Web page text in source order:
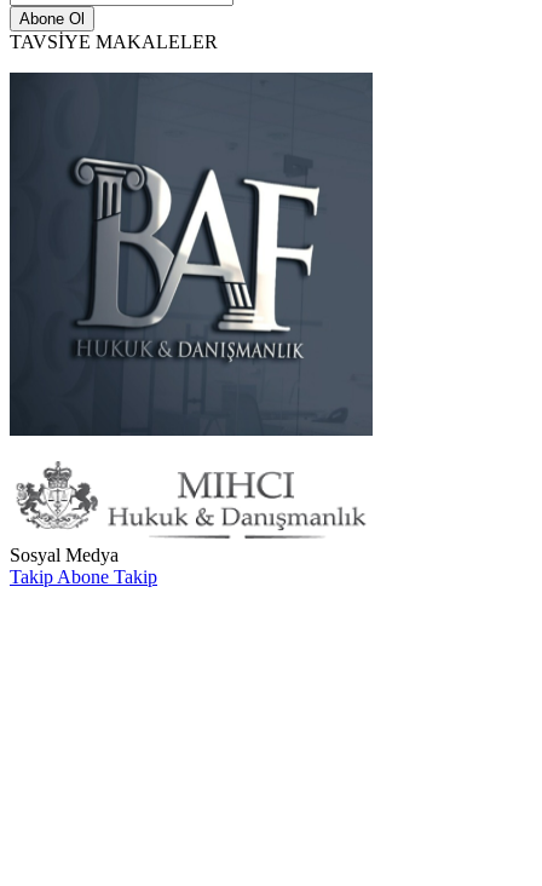
TAVSİYE MAKALELER
Sosyal Medya
Takip Abone Takip